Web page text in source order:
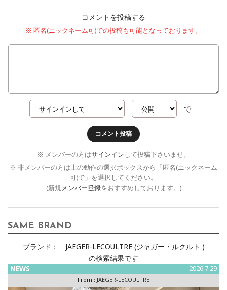
コメントを投稿する
※ 匿名(ニックネーム可)での投稿も可能となっております。
で
コメント投稿
※ メンバーの方はサインイン して投稿下さいませ。
※ 非メンバーの方は上の動作の選択ボックスから「匿名(ニックネーム
可)で」を選択してください。
(新規メンバー登録をおすすめしております。)
SAME BRAND
ブランド：
JAEGER-LECOULTRE (ジャガー・ルクルト )
の検索結果です
NEWS 2026.7.29
From : JAEGER-LECOULTRE